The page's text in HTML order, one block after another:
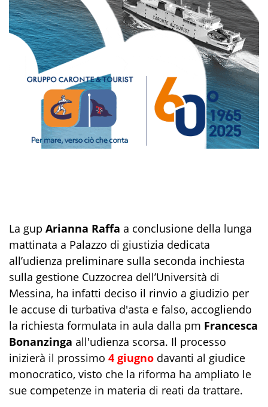
La gup Arianna Raffa a conclusione della lunga
mattinata a Palazzo di giustizia dedicata
all’udienza preliminare sulla seconda inchiesta
sulla gestione Cuzzocrea dell’Università di
Messina, ha infatti deciso il rinvio a giudizio per
le accuse di turbativa d'asta e falso, accogliendo
la richiesta formulata in aula dalla pm Francesca
Bonanzinga all'udienza scorsa. Il processo
inizierà il prossimo 4 giugno davanti al giudice
monocratico, visto che la riforma ha ampliato le
sue competenze in materia di reati da trattare.